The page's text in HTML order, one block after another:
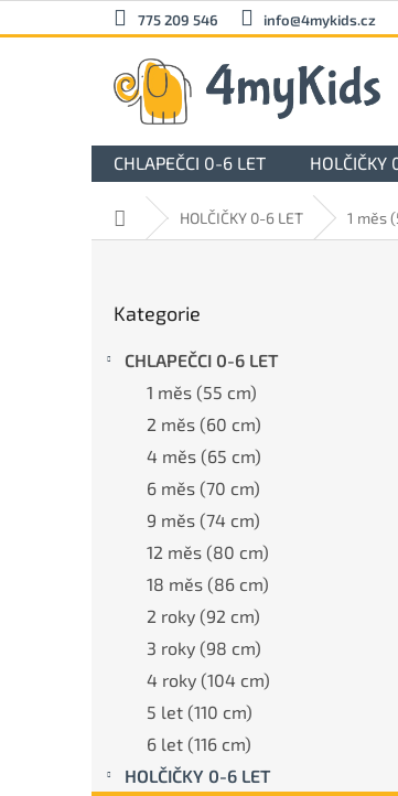
na
775 209 546 info@4mykids.cz
CHLAPEČCI 0-6 LET HOLČIČKY
Domů HOLČIČKY 0-6 LET 1 měs
kategorie
Kategorie
CHLAPEČCI 0-6 LET
1 měs (55 cm)
2 měs (60 cm)
4 měs (65 cm)
6 měs (70 cm)
9 měs (74 cm)
12 měs (80 cm)
18 měs (86 cm)
2 roky (92 cm)
3 roky (98 cm)
4 roky (104 cm)
5 let (110 cm)
6 let (116 cm)
HOLČIČKY 0-6 LET